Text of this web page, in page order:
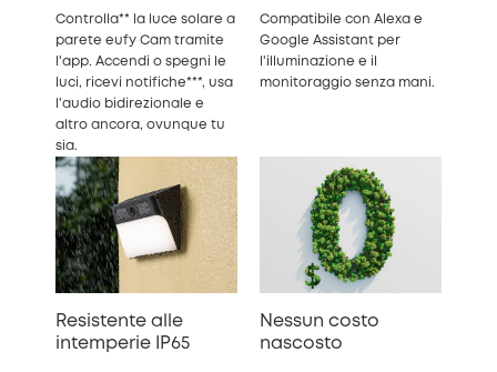
Controlla** la luce solare a
parete eufy Cam tramite
l'app. Accendi o spegni le
luci, ricevi notifiche***, usa
l'audio bidirezionale e
altro ancora, ovunque tu
sia.
Compatibile con Alexa e
Google Assistant per
l'illuminazione e il
monitoraggio senza mani.
Resistente alle
intemperie IP65
Nessun costo
nascosto